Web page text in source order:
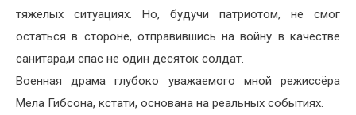
тяжёлых ситуациях. Но, будучи патриотом, не смог
остаться в стороне, отправившись на войну в качестве
санитара,и спас не один десяток солдат.
Военная драма глубоко уважаемого мной режиссёра
Мела Гибсона, кстати, основана на реальных событиях.